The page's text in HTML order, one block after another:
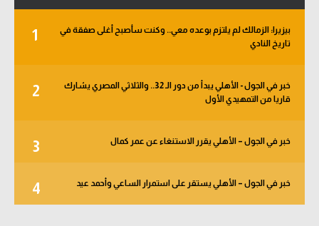
1
بيزيرا: الزمالك لم يلتزم بوعده معي.. وكنت سأصبح أغلى صفقة في
تاريخ النادي
2
خبر في الجول - الأهلي يبدأ من دور الـ 32.. والثلاثي المصري يشارك
قاريا من التمهيدي الأول
3 خبر في الجول – الأهلي يقرر الاستنغاء عن عمر كمال
4 خبر في الجول – الأهلي يستقر على استمرار الساعي وأحمد عيد